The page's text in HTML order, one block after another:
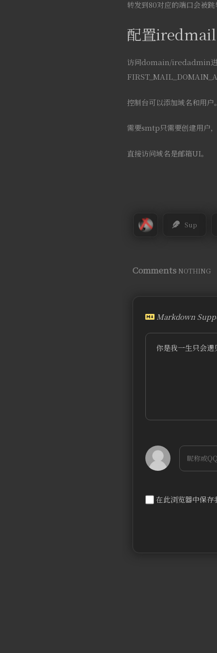
转发到80对应的端口会被
配置iredmail
访问domain/iredadmin
控制台可以添加域名和用户
需要smtp只需要创建用户
直接访问域名是邮箱UI。
Sup
Comments NOTHING
Markdown
你是我一生只会
在此浏览器中保